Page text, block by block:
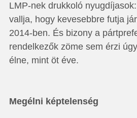
LMP-nek drukkoló
vallja, hogy kevesebbre futja
2014-ben. És bizony a
rendelkezők zöme sem érzi
élne, mint öt éve.
Megélni képtelenség